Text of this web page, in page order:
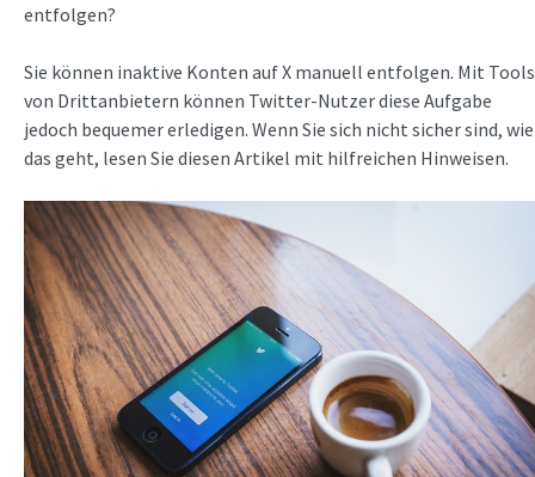
entfolgen?
Sie können inaktive Konten auf X manuell entfolgen. Mit Tools
von Drittanbietern können Twitter-Nutzer diese Aufgabe
jedoch bequemer erledigen. Wenn Sie sich nicht sicher sind, wie
das geht, lesen Sie diesen Artikel mit hilfreichen Hinweisen.